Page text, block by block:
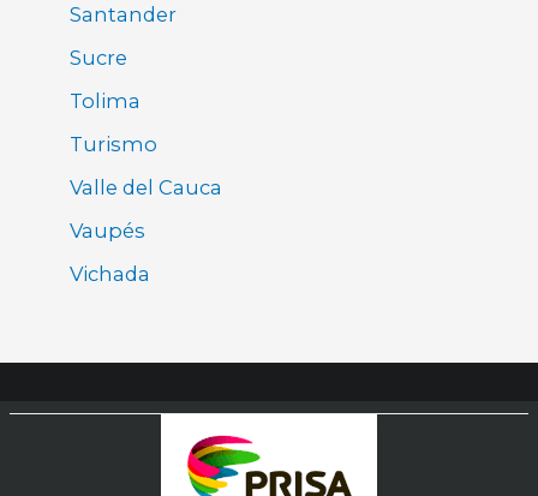
Santander
Sucre
Tolima
Turismo
Valle del Cauca
Vaupés
Vichada